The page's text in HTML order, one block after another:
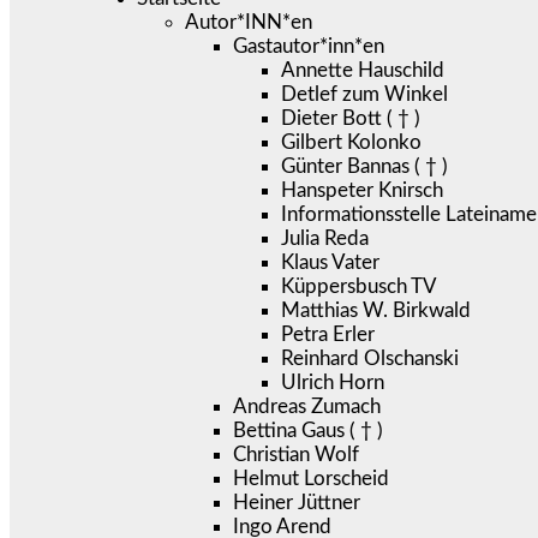
Autor*INN*en
Gastautor*inn*en
Annette Hauschild
Detlef zum Winkel
Dieter Bott ( † )
Gilbert Kolonko
Günter Bannas ( † )
Hanspeter Knirsch
Informationsstelle
Julia Reda
Klaus Vater
Küppersbusch TV
Matthias W. Birkwald
Petra Erler
Reinhard Olschanski
Ulrich Horn
Andreas Zumach
Bettina Gaus ( † )
Christian Wolf
Helmut Lorscheid
Heiner Jüttner
Ingo Arend